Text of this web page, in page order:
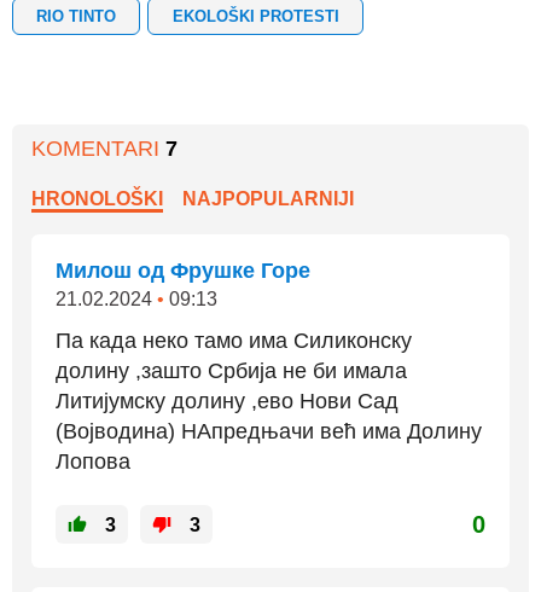
RIO TINTO EKOLOŠKI PROTESTI
KOMENTARI 7
HRONOLOŠKI NAJPOPULARNIJI
Милош од Фрушке Горе
21.02.2024 • 09:13
Па када неко тамо има Силиконску
долину ,зашто Србија не би имала
Литијумску долину ,ево Нови Сад
(Војводина) НАпредњачи већ има Долину
Лопова
3 3 0